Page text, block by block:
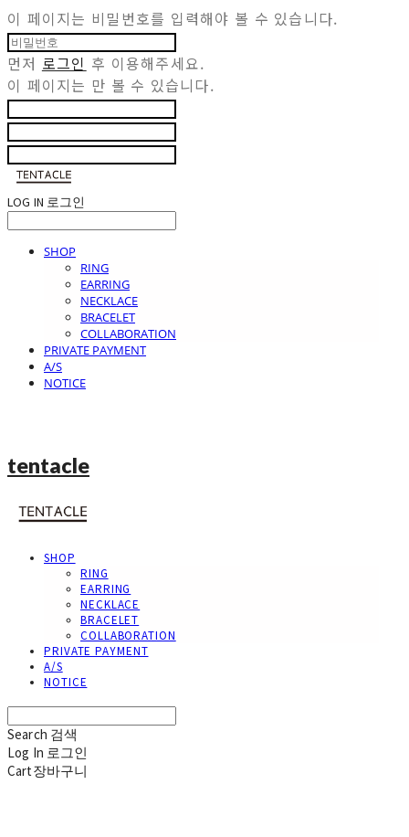
이 페이지는 비밀번호를 입력해야 볼 수 있습니다.
먼저 로그인 후 이용해주세요.
이 페이지는 만 볼 수 있습니다.
LOG IN 로그인
SHOP
RING
EARRING
NECKLACE
BRACELET
COLLABORATION
PRIVATE PAYMENT
A/S
NOTICE
tentacle
SHOP
RING
EARRING
NECKLACE
BRACELET
COLLABORATION
PRIVATE PAYMENT
A/S
NOTICE
Search 검색
Log In 로그인
Cart장바구니